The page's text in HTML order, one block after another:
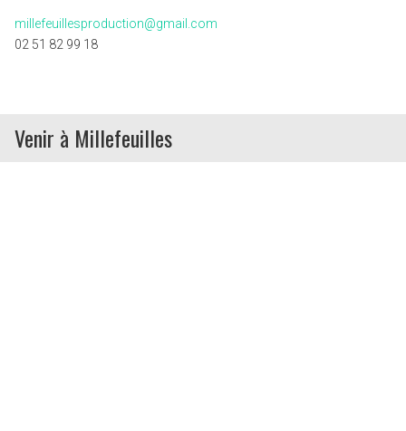
millefeuillesproduction@gmail.com
02 51 82 99 18
Venir à Millefeuilles